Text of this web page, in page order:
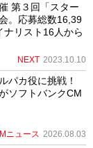
第３回「スター
。応募総数16,39
リスト16人から
NEXT 2023.10.10
パカ役に挑戦！
ソフトバンクCM
ニュース 2026.08.03